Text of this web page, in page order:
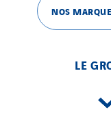
NOS
LE
TranzCom
Travesset
Tunzini
Tunzini
TUNZINI